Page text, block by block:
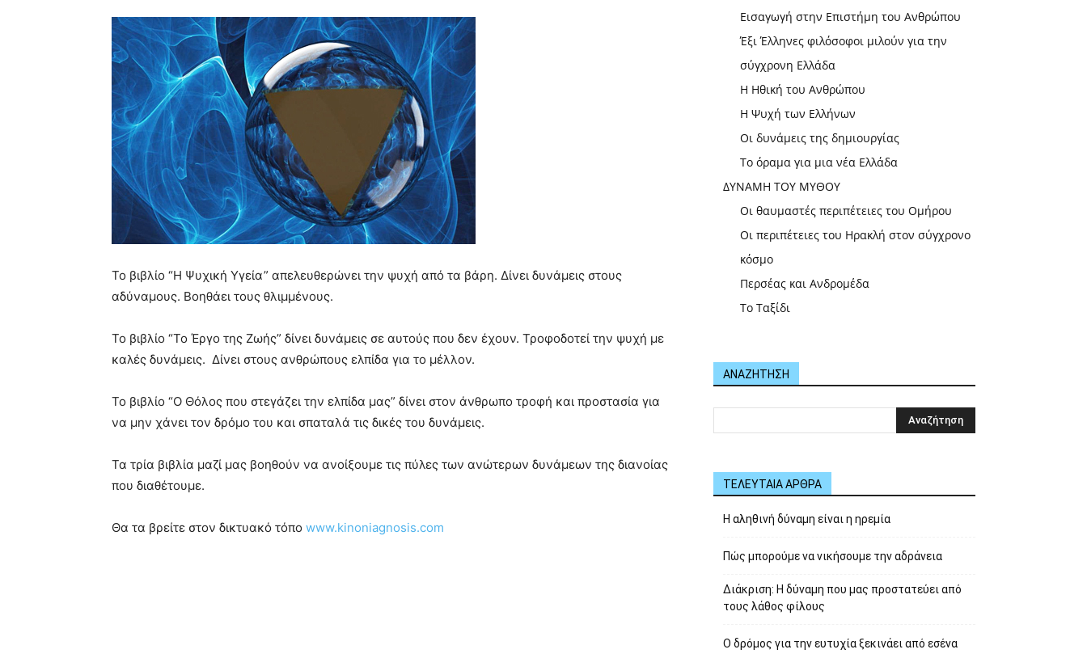
Το βιβλίο “Η Ψυχική Υγεία” απελευθερώνει την ψυχή από τα βάρη. Δίνει δυνάμεις στους
αδύναμους. Βοηθάει τους θλιμμένους.
Το βιβλίο “Το Έργο της Ζωής” δίνει δυνάμεις σε αυτούς που δεν έχουν. Τροφοδοτεί την ψυχή με
καλές δυνάμεις. Δίνει στους ανθρώπους ελπίδα για το μέλλον.
Το βιβλίο “Ο Θόλος που στεγάζει την ελπίδα μας” δίνει στον άνθρωπο τροφή και προστασία για
να μην χάνει τον δρόμο του και σπαταλά τις δικές του δυνάμεις.
Τα τρία βιβλία μαζί μας βοηθούν να ανοίξουμε τις πύλες των ανώτερων δυνάμεων της διανοίας
που διαθέτουμε.
Θα τα βρείτε στον δικτυακό τόπο www.kinoniagnosis.com
Εισαγωγή στην Επιστήμη του Ανθρώπου
Έξι Έλληνες φιλόσοφοι μιλούν για την
σύγχρονη Ελλάδα
Η Ηθική του Ανθρώπου
Η Ψυχή των Ελλήνων
Οι δυνάμεις της δημιουργίας
Το όραμα για μια νέα Ελλάδα
ΔΥΝΑΜΗ ΤΟΥ ΜΥΘΟΥ
Οι θαυμαστές περιπέτειες του Ομήρου
Οι περιπέτειες του Ηρακλή στον σύγχρονο
κόσμο
Περσέας και Ανδρομέδα
Το Ταξίδι
ΑΝΑΖΗΤΗΣΗ
ΤΕΛΕΥΤΑΙΑ ΑΡΘΡΑ
Η αληθινή δύναμη είναι η ηρεμία
Πώς μπορούμε να νικήσουμε την αδράνεια
Διάκριση: Η δύναμη που μας προστατεύει από
τους λάθος φίλους
Ο δρόμος για την ευτυχία ξεκινάει από εσένα